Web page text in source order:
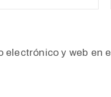
electrónico y web en